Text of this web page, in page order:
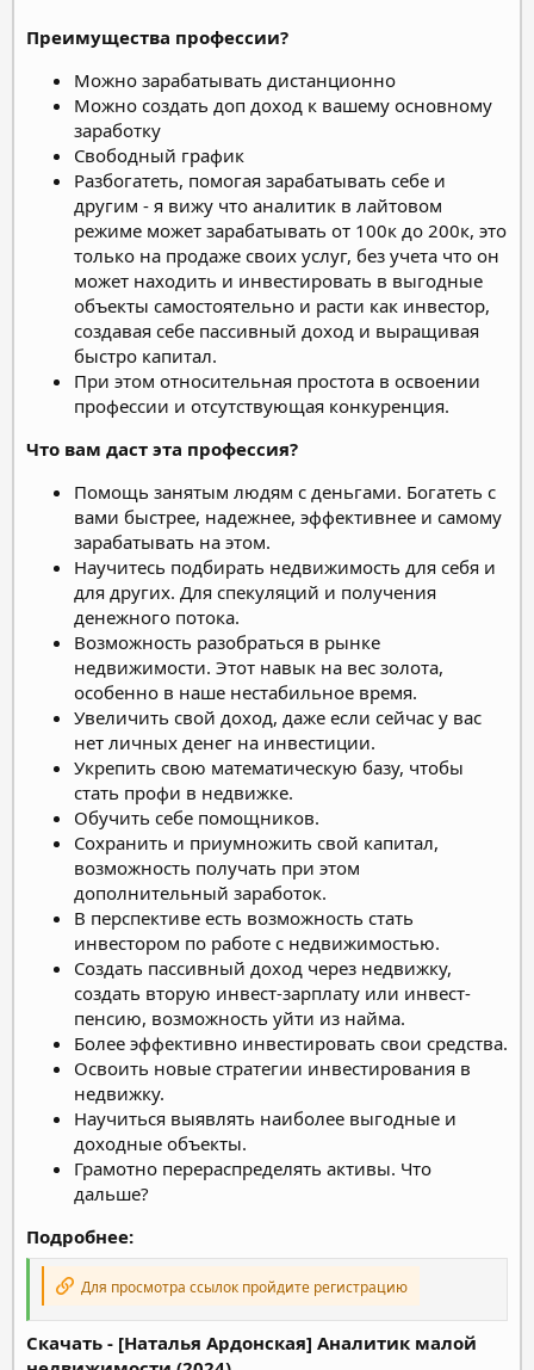
Преимущества профессии?
Можно зарабатывать дистанционно
Можно создать доп доход к вашему основному
заработку
Свободный график
Разбогатеть, помогая зарабатывать себе и
другим - я вижу что аналитик в лайтовом
режиме может зарабатывать от 100к до 200к, это
только на продаже своих услуг, без учета что он
может находить и инвестировать в выгодные
объекты самостоятельно и расти как инвестор,
создавая себе пассивный доход и выращивая
быстро капитал.
При этом относительная простота в освоении
профессии и отсутствующая конкуренция.
Что вам даст эта профессия?
Помощь занятым людям с деньгами. Богатеть с
вами быстрее, надежнее, эффективнее и самому
зарабатывать на этом.
Научитесь подбирать недвижимость для себя и
для других. Для спекуляций и получения
денежного потока.
Возможность разобраться в рынке
недвижимости. Этот навык на вес золота,
особенно в наше нестабильное время.
Увеличить свой доход, даже если сейчас у вас
нет личных денег на инвестиции.
Укрепить свою математическую базу, чтобы
стать профи в недвижке.
Обучить себе помощников.
Сохранить и приумножить свой капитал,
возможность получать при этом
дополнительный заработок.
В перспективе есть возможность стать
инвестором по работе с недвижимостью.
Создать пассивный доход через недвижку,
создать вторую инвест-зарплату или инвест-
пенсию, возможность уйти из найма.
Более эффективно инвестировать свои средства.
Освоить новые стратегии инвестирования в
недвижку.
Научиться выявлять наиболее выгодные и
доходные объекты.
Грамотно перераспределять активы. Что
дальше?
Подробнее:
Для просмотра ссылок пройдите регистрацию
Скачать - [Наталья Ардонская] Аналитик малой